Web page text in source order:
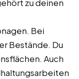
zu deinen
Bei
Bestände. Du
Auch